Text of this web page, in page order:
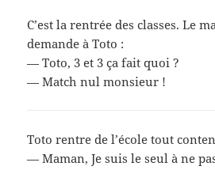
C’est la rentrée des classes. Le
demande à Toto :
— Toto, 3 et 3 ça fait quoi ?
— Match nul monsieur !
Toto rentre de l’école tout
— Maman, Je suis le seul à ne